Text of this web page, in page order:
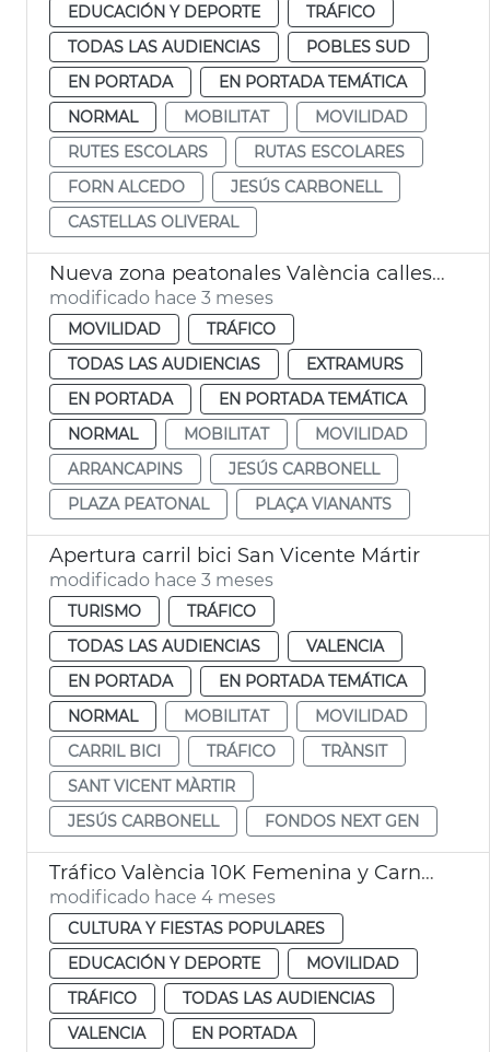
EDUCACIÓN Y DEPORTE
TRÁFICO
TODAS LAS AUDIENCIAS
POBLES SUD
EN PORTADA
EN PORTADA TEMÁTICA
NORMAL
MOBILITAT
MOVILIDAD
RUTES ESCOLARS
RUTAS ESCOLARES
FORN ALCEDO
JESÚS CARBONELL
CASTELLAS OLIVERAL
Nueva zona peatonales València calles Sant Francesc de Borja y Alzira
modificado hace 3 meses
MOVILIDAD
TRÁFICO
TODAS LAS AUDIENCIAS
EXTRAMURS
EN PORTADA
EN PORTADA TEMÁTICA
NORMAL
MOBILITAT
MOVILIDAD
ARRANCAPINS
JESÚS CARBONELL
PLAZA PEATONAL
PLAÇA VIANANTS
Apertura carril bici San Vicente Mártir
modificado hace 3 meses
TURISMO
TRÁFICO
TODAS LAS AUDIENCIAS
VALENCIA
EN PORTADA
EN PORTADA TEMÁTICA
NORMAL
MOBILITAT
MOVILIDAD
CARRIL BICI
TRÁFICO
TRÀNSIT
SANT VICENT MÀRTIR
JESÚS CARBONELL
FONDOS NEXT GEN
Tráfico València 10K Femenina y Carnaval Russafa
modificado hace 4 meses
CULTURA Y FIESTAS POPULARES
EDUCACIÓN Y DEPORTE
MOVILIDAD
TRÁFICO
TODAS LAS AUDIENCIAS
VALENCIA
EN PORTADA